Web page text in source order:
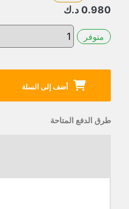
0.980 د.ك
متوفر
أضف إلى السلة
طرق الدفع المتاحة